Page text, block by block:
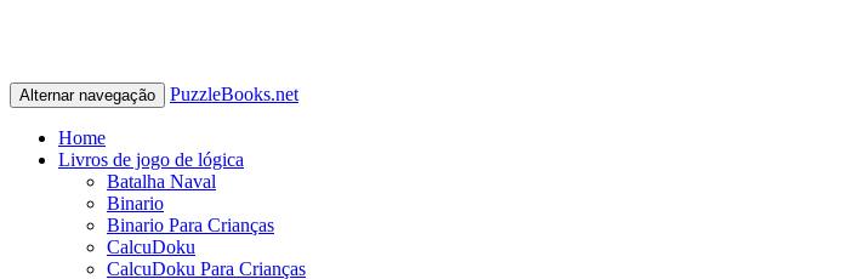
Alternar navegação PuzzleBooks.net
Home
Livros de jogo de lógica
Batalha Naval
Binario
Binario Para Crianças
CalcuDoku
CalcuDoku Para Crianças